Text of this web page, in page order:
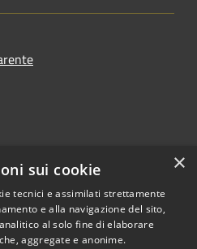
Copyright © 2026 • Comune di
×
sui cookie
tecnici e assimilati strettamente
e alla navigazione del sito,
al solo fine di elaborare
aggregate e anonime.